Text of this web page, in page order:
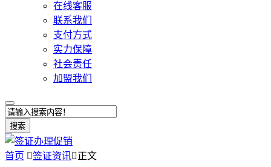
在线客服
联系我们
支付方式
实力保障
社会责任
加盟我们
搜索
首页 签证资讯正文